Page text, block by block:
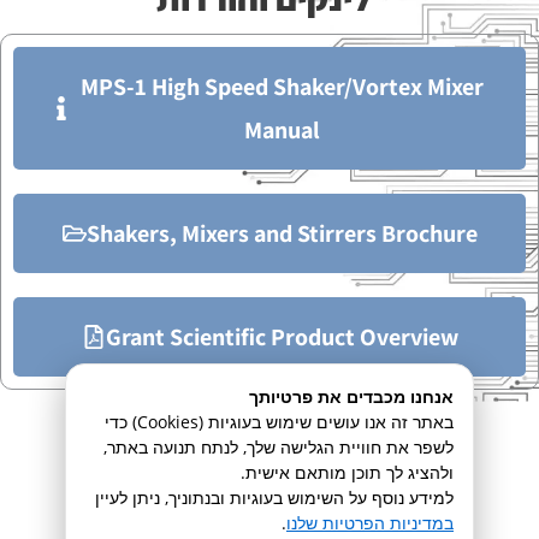
MPS-1 High Speed Shaker/Vortex Mixer
Manual
Shakers, Mixers and Stirrers Brochure
Grant Scientific Product Overview
מוצרים נוספים בקטגוריה
אנחנו מכבדים את פרטיותך
באתר זה אנו עושים שימוש בעוגיות (Cookies) כדי
לשפר את חוויית הגלישה שלך, לנתח תנועה באתר,
ולהציג לך תוכן מותאם אישית.
למידע נוסף על השימוש בעוגיות ובנתוניך, ניתן לעיין
במדיניות הפרטיות שלנו.